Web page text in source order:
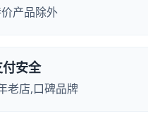
产品除外
安全
老店,口碑品牌